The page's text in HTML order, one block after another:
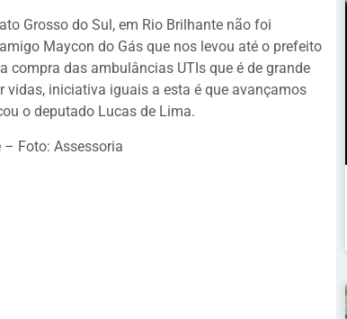
Grosso do Sul, em Rio Brilhante não foi
Maycon do Gás que nos levou até o prefeito
compra das ambulâncias UTIs que é de grande
iniciativa iguais a esta é que avançamos
o deputado Lucas de Lima.
Foto: Assessoria